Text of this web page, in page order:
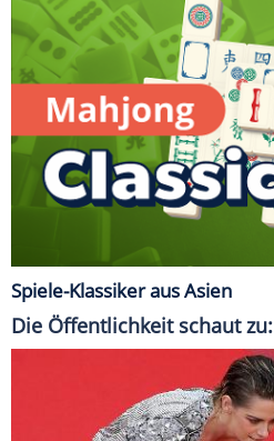
Spiele-Klassiker aus Asien
Die Öffentlichkeit schaut zu: